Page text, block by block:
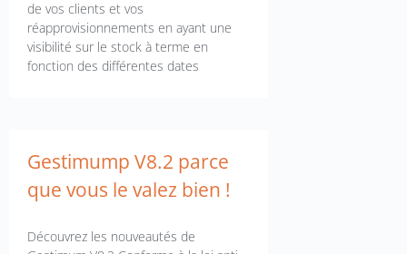
de vos clients et vos
réapprovisionnements en ayant une
visibilité sur le stock à terme en
fonction des différentes dates
Gestimump V8.2 parce
que vous le valez bien !
Découvrez les nouveautés de